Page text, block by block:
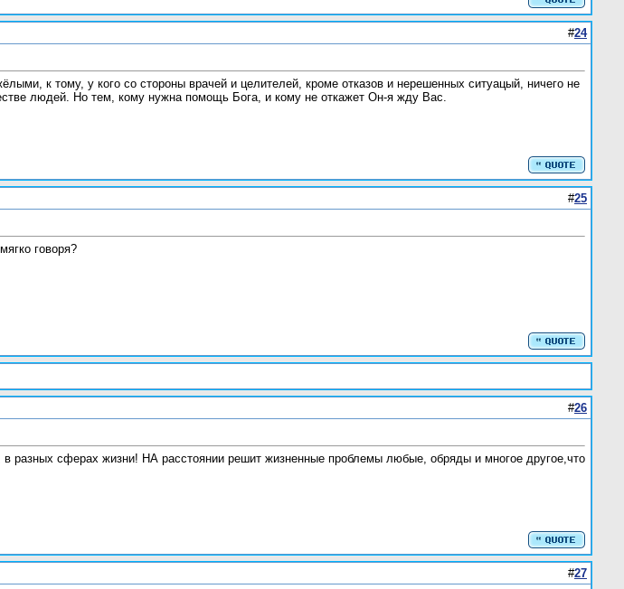
#24
к тому, у кого со стороны врачей и целителей, кроме отказов и нерешенных ситуацый, ничего не
людей. Но тем, кому нужна помощь Бога, и кому не откажет Он-я жду Вас.
#25
говоря?
#26
разных сферах жизни! НА расстоянии решит жизненные проблемы любые, обряды и многое другое,что
#27